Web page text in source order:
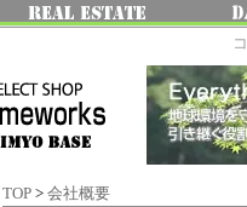
TOP > 会社概要